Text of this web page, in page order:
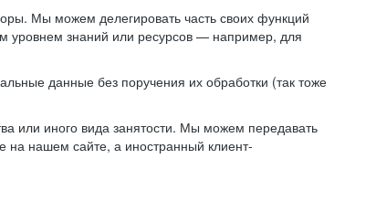
Мы можем делегировать часть своих функций
уровнем знаний или ресурсов — например, для
данные без поручения их обработки (так тоже
или иного вида занятости. Мы можем передавать
на нашем сайте, а иностранный клиент-